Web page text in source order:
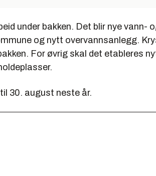
under bakken. Det blir nye vann-
og nytt overvannsanlegg.
For øvrig skal det etableres
30. august neste år.